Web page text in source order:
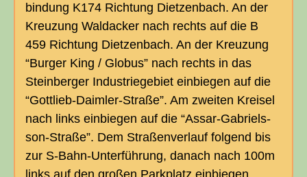
bin­dung K174 Rich­tung Diet­zen­bach. An der
Kreu­zung Wald­acker nach rechts auf die B
459 Rich­tung Diet­zen­bach. An der Kreu­zung
“Bur­ger King / Glo­bus” nach rechts in das
Stein­ber­ger Indus­trie­ge­biet ein­bie­gen auf die
“Gott­lieb-Daim­ler-Stra­ße”. Am zwei­ten Krei­sel
nach links ein­bie­gen auf die “Assar-Gabri­els­
son-Stra­ße”. Dem Stra­ßen­ver­lauf fol­gend bis
zur S‑Bahn-Unter­füh­rung, danach nach 100m